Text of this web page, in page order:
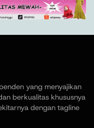
yang menyajikan
berkualitas khususnya
dengan tagline